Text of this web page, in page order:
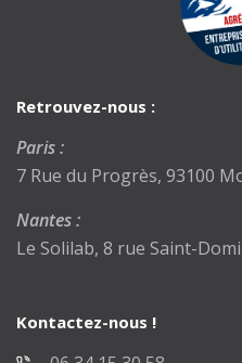
Retrouvez-nous :
Paris :
7 Rue du Progrès, 93100
Nantes :
Le Solilab, 8 rue Saint-
Kontactez-nous !